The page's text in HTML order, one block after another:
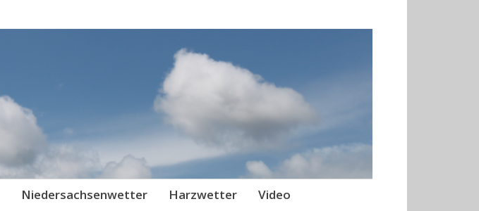
Niedersachsenwetter Harzwetter Video